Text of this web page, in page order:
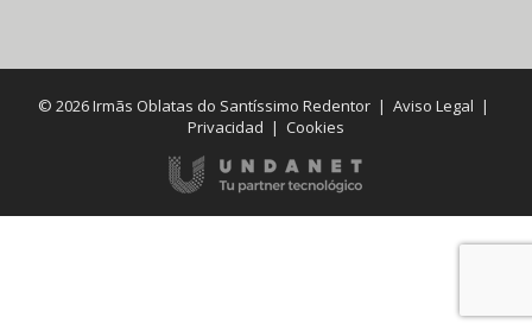
© 2026 Irmãs Oblatas do Santíssimo Redentor |Aviso Legal |
Privacidad | Cookies